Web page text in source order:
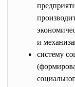
и
систему